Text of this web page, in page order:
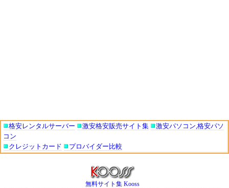
格安レンタルサーバー 激安格安販売サイト集
激安パソコン,格安パソ
コン
クレジットカード
プロバイダー比較
無料サイト集 Kooss